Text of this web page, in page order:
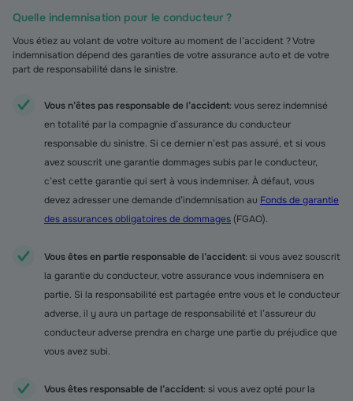
Quelle indemnisation pour le conducteur ?
Vous étiez au volant de votre voiture au moment de l’accident ? Votre
indemnisation dépend des garanties de votre assurance auto et de votre
part de responsabilité dans le sinistre.
Vous n’êtes pas responsable de l’accident: vous serez indemnisé
en totalité par la compagnie d’assurance du conducteur
responsable du sinistre. Si ce dernier n’est pas assuré, et si vous
avez souscrit une garantie dommages subis par le conducteur,
c’est cette garantie qui sert à vous indemniser. À défaut, vous
devez adresser une demande d’indemnisation au Fonds de garantie
des assurances obligatoires de dommages (FGAO).
Vous êtes en partie responsable de l’accident: si vous avez souscrit
la garantie du conducteur, votre assurance vous indemnisera en
partie. Si la responsabilité est partagée entre vous et le conducteur
adverse, il y aura un partage de responsabilité et l’assureur du
conducteur adverse prendra en charge une partie du préjudice que
vous avez subi.
Vous êtes responsable de l’accident: si vous avez opté pour la